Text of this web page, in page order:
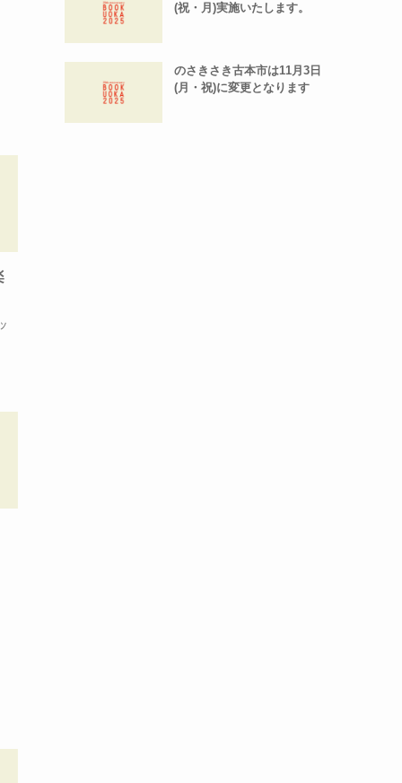
(祝・月)実施いたします。
のさきさき古本市は11月3日
(月・祝)に変更となります